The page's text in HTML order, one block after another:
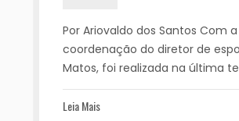
Por Ariovaldo dos Santos Com
coordenação do diretor de
Matos, foi realizada na última
Leia Mais